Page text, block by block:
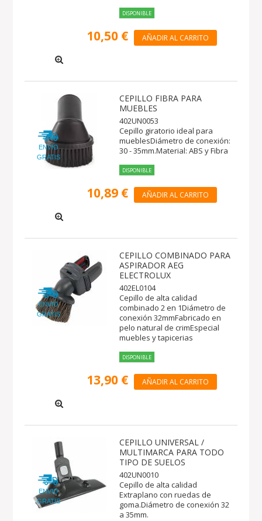
DISPONIBLE
10,50 € AÑADIR AL CARRITO
ENVIO
GRATIS
CEPILLO FIBRA PARA
MUEBLES
402UN0053
Cepillo giratorio ideal para
mueblesDiámetro de conexión:
30 - 35mm.Material: ABS y Fibra
DISPONIBLE
10,89 € AÑADIR AL CARRITO
ENVIO
GRATIS
CEPILLO COMBINADO PARA
ASPIRADOR AEG
ELECTROLUX
402EL0104
Cepillo de alta calidad
combinado 2 en 1Diámetro de
conexión 32mmFabricado en
pelo natural de crimEspecial
muebles y tapicerias
DISPONIBLE
13,90 € AÑADIR AL CARRITO
ENVIO
GRATIS
CEPILLO UNIVERSAL /
MULTIMARCA PARA TODO
TIPO DE SUELOS
402UN0010
Cepillo de alta calidad
Extraplano con ruedas de
goma.Diámetro de conexión 32
a 35mm.